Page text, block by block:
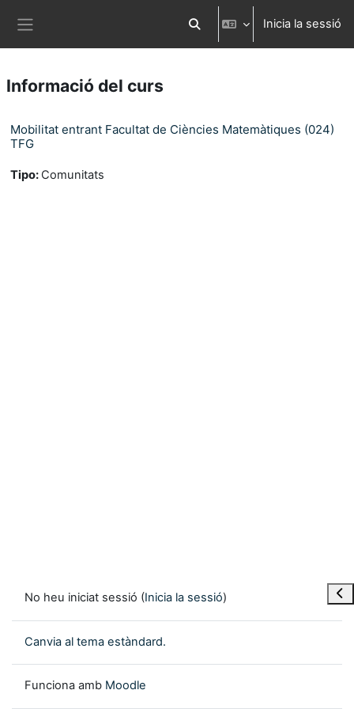
Commuta l'entrada de la cerca
Inicia la sessió
Informació del curs
Mobilitat entrant Facultat de Ciències Matemàtiques (024)
TFG
Tipo: Comunitats
No heu iniciat sessió (Inicia la sessió)
Canvia al tema estàndard.
Funciona amb Moodle